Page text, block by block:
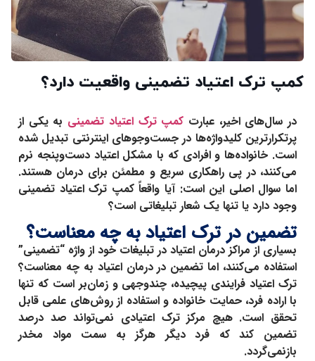
کمپ ترک اعتیاد تضمینی واقعیت دارد؟
در سال‌های اخیر، عبارت کمپ ترک اعتیاد تضمینی به یکی از
پرتکرارترین کلیدواژه‌ها در جست‌وجوهای اینترنتی تبدیل شده
است. خانواده‌ها و افرادی که با مشکل اعتیاد دست‌و‌پنجه نرم
می‌کنند، در پی راهکاری سریع و مطمئن برای درمان هستند.
اما سوال اصلی این است: آیا واقعاً کمپ ترک اعتیاد تضمینی
وجود دارد یا تنها یک شعار تبلیغاتی است؟
تضمین در ترک اعتیاد به چه معناست؟
بسیاری از مراکز درمان اعتیاد در تبلیغات خود از واژه “تضمینی”
استفاده می‌کنند، اما تضمین در درمان اعتیاد به چه معناست؟
ترک اعتیاد فرایندی پیچیده، چندوجهی و زمان‌بر است که تنها
با اراده فرد، حمایت خانواده و استفاده از روش‌های علمی قابل
تحقق است. هیچ مرکز ترک اعتیادی نمی‌تواند صد درصد
تضمین کند که فرد دیگر هرگز به سمت مواد مخدر
بازنمی‌گردد.